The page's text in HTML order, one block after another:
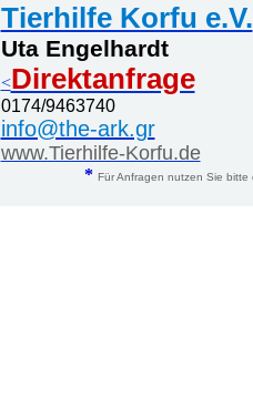
Tierhilfe Korfu e.V.
Uta Engelhardt
<Direktanfrage
0174/9463740
info@the-ark.gr
www.Tierhilfe-Korfu.de
* Für Anfragen nutzen Sie bitte